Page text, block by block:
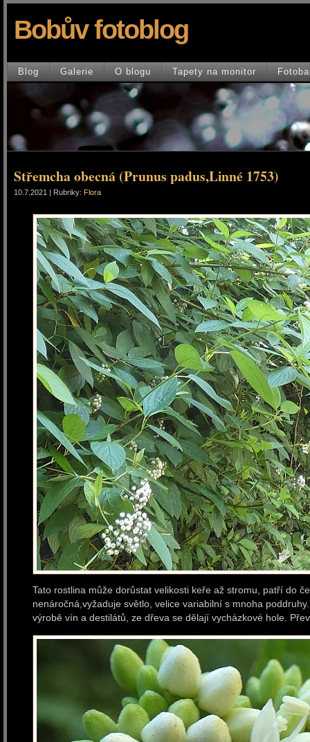
Bobův fotoblog
Blog Galerie O blogu Tapety na monitor
Střemcha obecná (Prunus padus,Linné 1753)
10.7.2021 | Rubriky: Flora
Tato rostlina může dorůstat velikosti keře až stromu, patří do
nenáročná,vyžaduje světlo, velice variabilní s mnoha
výrobě vín a destilátů, ze dřeva se dělají vycházkové hole.